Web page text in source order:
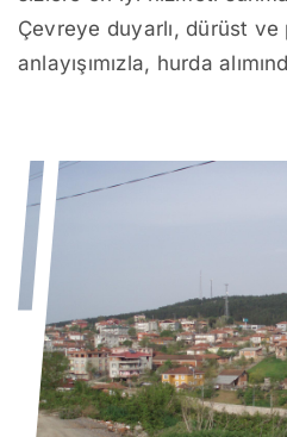
Çevreye duyarlı, dürüst
anlayışımızla, hurda